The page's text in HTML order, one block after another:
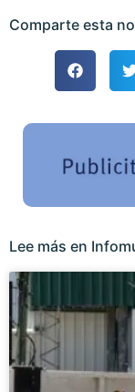
Comparte esta
Lee más en